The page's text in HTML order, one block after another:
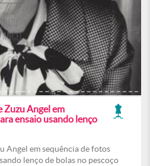
Zuzu Angel em
ensaio usando lenço
Angel em sequência de fotos
lenço de bolas no pescoço